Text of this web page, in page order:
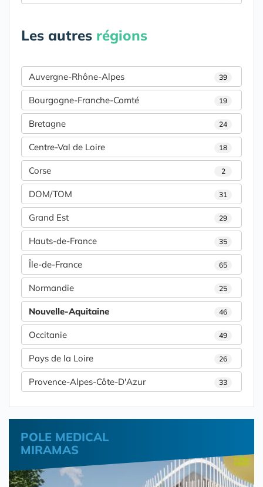
Les autres régions
Auvergne-Rhône-Alpes 39
Bourgogne-Franche-Comté 19
Bretagne 24
Centre-Val de Loire 18
Corse 2
DOM/TOM 31
Grand Est 29
Hauts-de-France 35
Île-de-France 65
Normandie 25
Nouvelle-Aquitaine 46
Occitanie 49
Pays de la Loire 26
Provence-Alpes-Côte-D'Azur 33
POLE MEDICAL
MIRAMAS